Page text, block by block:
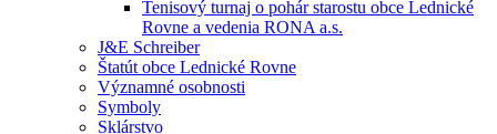
Tenisový turnaj o pohár starostu obce Lednické
Rovne a vedenia RONA a.s.
J&E Schreiber
Štatút obce Lednické Rovne
Významné osobnosti
Symboly
Sklárstvo